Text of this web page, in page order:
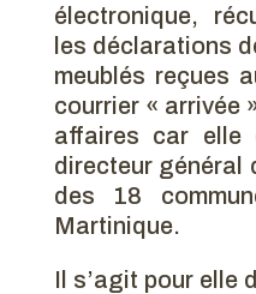
électronique,
les déclarations
meublés reçues
courrier « arrivée
affaires car elle
directeur général
des 18
Martinique.
Il s’agit pour elle